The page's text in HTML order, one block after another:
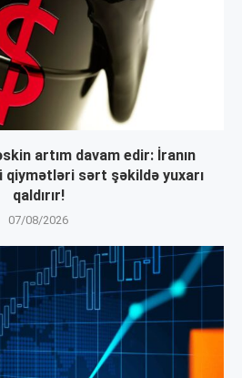
artım davam edir: İranın
qiymətləri sərt şəkildə yuxarı
qaldırır!
07/08/2026